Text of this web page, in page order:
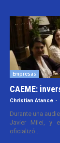
Empresas
CAEME:
Christian Atance -
Durante una
Javier Milei, y
oficializó...